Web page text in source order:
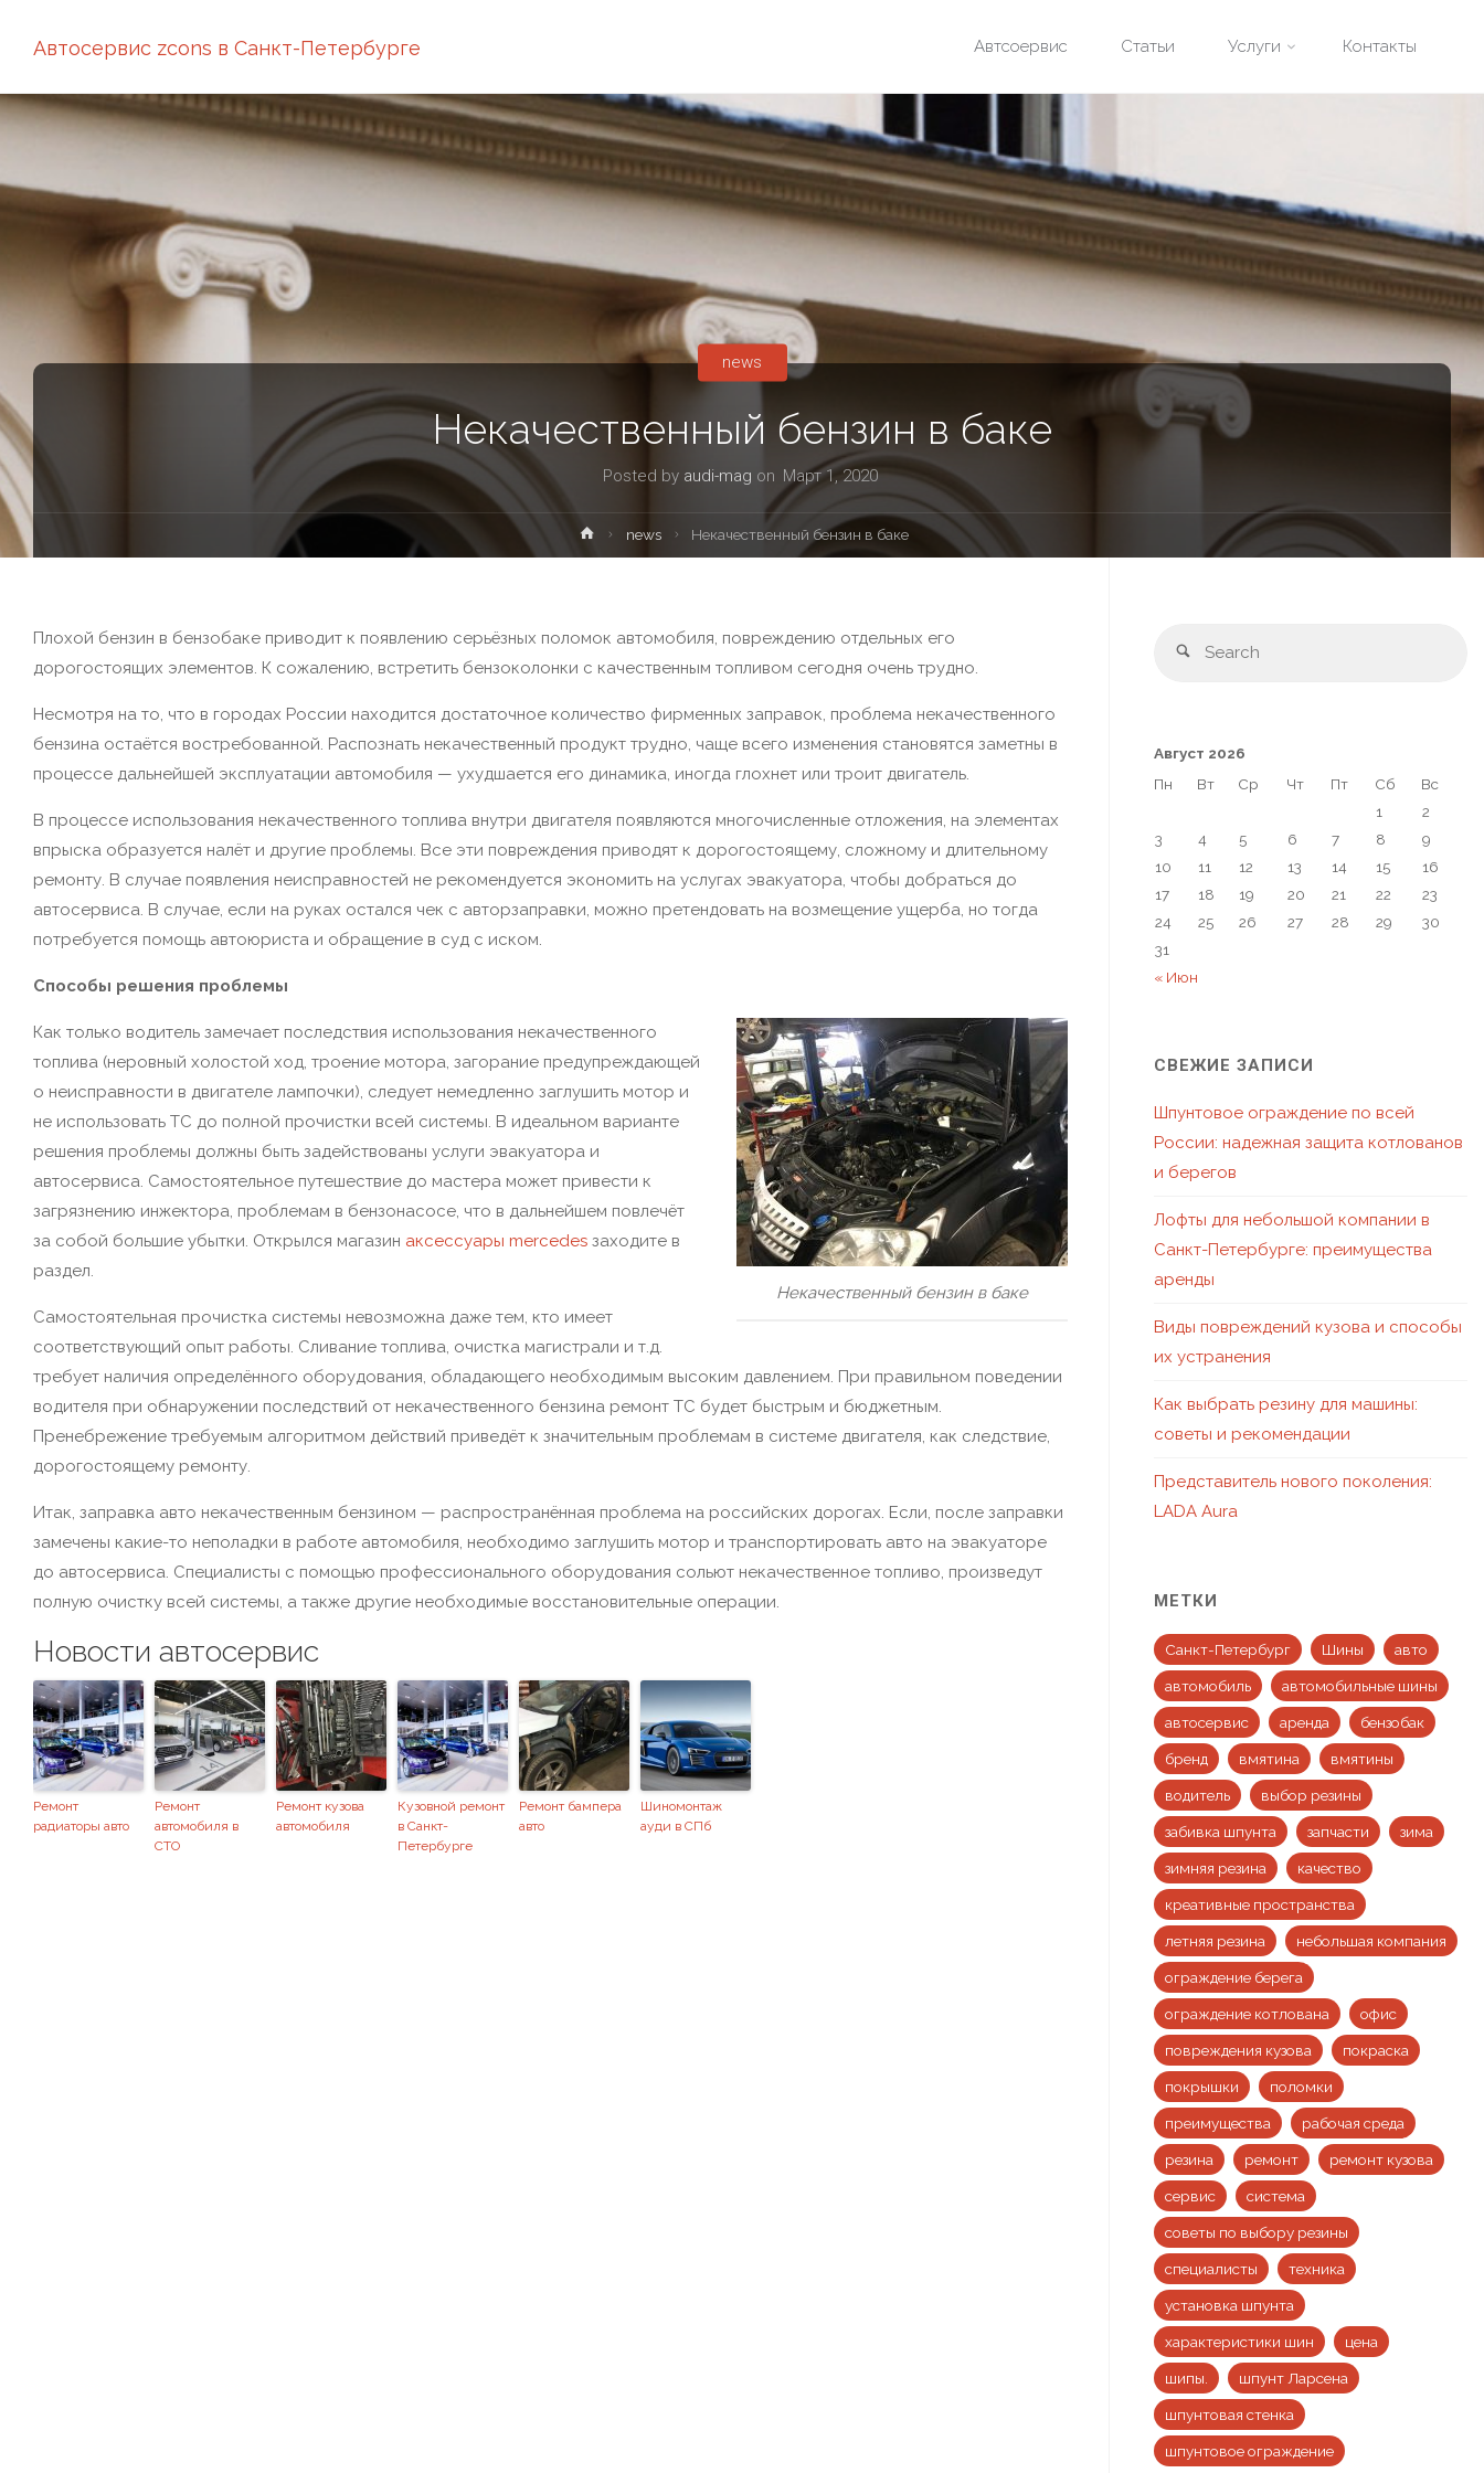
Автосервис zcons в Санкт-Петербурге Автсоервис Статьи Услуги Контакты
Некачественный бензин в баке
Posted by audi-mag on Март 1, 2020
news
news Некачественный бензин в баке
Плохой бензин в бензобаке приводит к появлению серьёзных поломок автомобиля, повреждению отдельных его
дорогостоящих элементов. К сожалению, встретить бензоколонки с качественным топливом сегодня очень трудно.
Несмотря на то, что в городах России находится достаточное количество фирменных заправок, проблема некачественного
бензина остаётся востребованной. Распознать некачественный продукт трудно, чаще всего изменения становятся заметны в
процессе дальнейшей эксплуатации автомобиля — ухудшается его динамика, иногда глохнет или троит двигатель.
В процессе использования некачественного топлива внутри двигателя появляются многочисленные отложения, на элементах
впрыска образуется налёт и другие проблемы. Все эти повреждения приводят к дорогостоящему, сложному и длительному
ремонту. В случае появления неисправностей не рекомендуется экономить на услугах эвакуатора, чтобы добраться до
автосервиса. В случае, если на руках остался чек с авторзаправки, можно претендовать на возмещение ущерба, но тогда
потребуется помощь автоюриста и обращение в суд с иском.
Способы решения проблемы
Некачественный бензин в баке
Как только водитель замечает последствия использования некачественного
топлива (неровный холостой ход, троение мотора, загорание предупреждающей
о неисправности в двигателе лампочки), следует немедленно заглушить мотор и
не использовать ТС до полной прочистки всей системы. В идеальном варианте
решения проблемы должны быть задействованы услуги эвакуатора и
автосервиса. Самостоятельное путешествие до мастера может привести к
загрязнению инжектора, проблемам в бензонасосе, что в дальнейшем повлечёт
за собой большие убытки. Открылся магазин аксессуары mercedes заходите в
раздел.
Самостоятельная прочистка системы невозможна даже тем, кто имеет
соответствующий опыт работы. Сливание топлива, очистка магистрали и т.д.
требует наличия определённого оборудования, обладающего необходимым высоким давлением. При правильном поведении
водителя при обнаружении последствий от некачественного бензина ремонт ТС будет быстрым и бюджетным.
Пренебрежение требуемым алгоритмом действий приведёт к значительным проблемам в системе двигателя, как следствие,
дорогостоящему ремонту.
Итак, заправка авто некачественным бензином — распространённая проблема на российских дорогах. Если, после заправки
замечены какие-то неполадки в работе автомобиля, необходимо заглушить мотор и транспортировать авто на эвакуаторе
до автосервиса. Специалисты с помощью профессионального оборудования сольют некачественное топливо, произведут
полную очистку всей системы, а также другие необходимые восстановительные операции.
Новости автосервис
Ремонт
радиаторы авто
Ремонт
автомобиля в
СТО
Ремонт кузова
автомобиля
Кузовной ремонт
в Санкт-
Петербурге
Ремонт бампера
авто
Шиномонтаж
ауди в СПб
Август 2026
Пн
Вт Ср Чт Пт Сб Вс
« Июн
1
2
3
4 5 6 7 8
9
10
11 12 13 14 15
16
17
18 19 20 21 22
23
24
25 26 27 28 29
30
31
СВЕЖИЕ ЗАПИСИ
Шпунтовое ограждение по всей
России: надежная защита котлованов
и берегов
Лофты для небольшой компании в
Санкт-Петербурге: преимущества
аренды
Виды повреждений кузова и способы
их устранения
Как выбрать резину для машины:
советы и рекомендации
Представитель нового поколения:
LADA Aura
МЕТКИ
Санкт-Петербург Шины авто
автомобиль автомобильные шины
автосервис аренда бензобак
бренд вмятина вмятины
водитель выбор резины
забивка шпунта запчасти зима
зимняя резина качество
креативные пространства
летняя резина небольшая компания
ограждение берега
ограждение котлована офис
повреждения кузова покраска
покрышки поломки
преимущества рабочая среда
резина ремонт ремонт кузова
сервис система
советы по выбору резины
специалисты техника
установка шпунта
характеристики шин цена
шипы. шпунт Ларсена
шпунтовая стенка
шпунтовое ограждение